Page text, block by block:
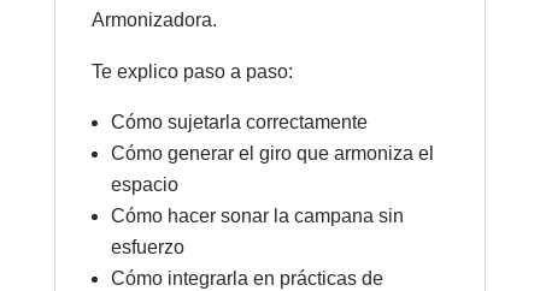
Armonizadora.
Te explico paso a paso:
Cómo sujetarla correctamente
Cómo generar el giro que armoniza el
espacio
Cómo hacer sonar la campana sin
esfuerzo
Cómo integrarla en prácticas de